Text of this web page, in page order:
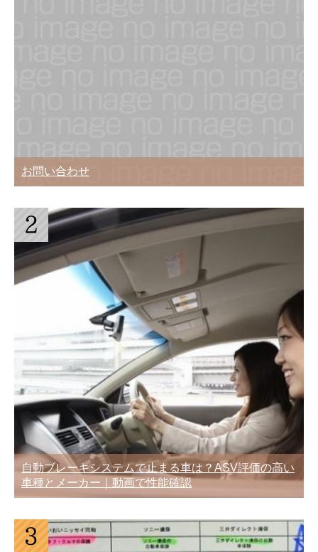
お問い合わせ
自動ブレーキシステムで止まる車は？ASV評価の高い
車種とメーカー｜動画で性能確認